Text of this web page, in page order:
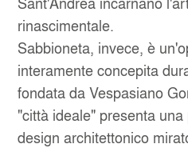
SANT'ANTIMO
rinascimentale.
Sabbioneta, invece, è
interamente concepita
fondata da Vespasiano
"città ideale" presenta
design architettonico